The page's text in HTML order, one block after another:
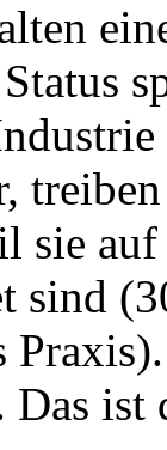
sie
sind
Das ist